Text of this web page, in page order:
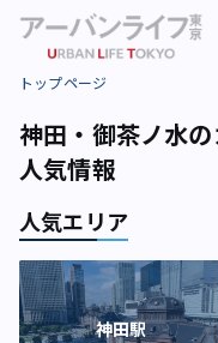
トップページ
神田・御茶ノ水
人気情報
人気エリア
神田駅